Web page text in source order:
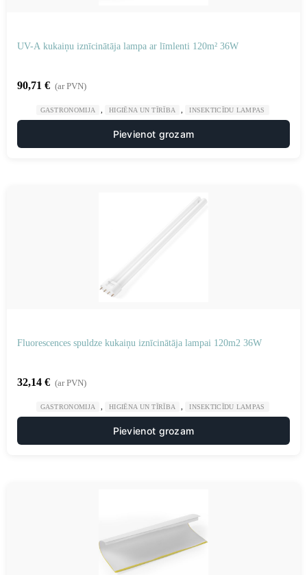
UV-A kukaiņu iznīcinātāja lampa ar līmlenti 120m² 36W
90,71 € (ar PVN)
GASTRONOMIJA HIGIĒNA UN TĪRĪBA INSEKTICĪDU LAMPAS
Pievienot grozam
Fluorescences spuldze kukaiņu iznīcinātāja lampai 120m2 36W
32,14 € (ar PVN)
GASTRONOMIJA HIGIĒNA UN TĪRĪBA INSEKTICĪDU LAMPAS
Pievienot grozam